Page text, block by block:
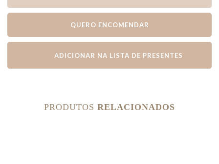
QUERO ENCOMENDAR
ADICIONAR NA LISTA DE PRESENTES
PRODUTOS RELACIONADOS